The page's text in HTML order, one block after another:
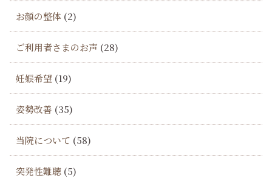
お顔の整体 (2)
ご利用者さまのお声 (28)
妊娠希望 (19)
姿勢改善 (35)
当院について (58)
突発性難聴 (5)